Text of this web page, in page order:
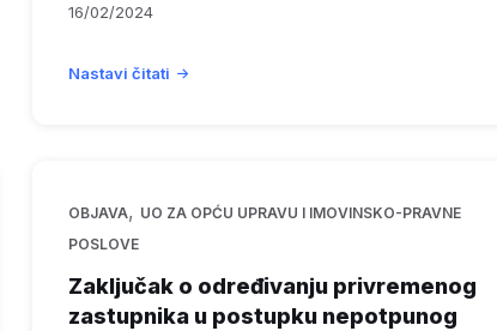
16/02/2024
Nastavi čitati
OBJAVA, UO ZA OPĆU UPRAVU I IMOVINSKO-PRAVNE
POSLOVE
Zaključak o određivanju privremenog
zastupnika u postupku nepotpunog